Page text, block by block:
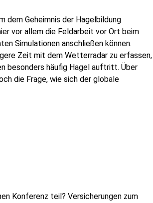
dem Geheimnis der Hagelbildung
vor allem die Feldarbeit vor Ort beim
Simulationen anschließen können.
Zeit mit dem Wetterradar zu erfassen,
besonders häufig Hagel auftritt. Über
die Frage, wie sich der globale
Konferenz teil? Versicherungen zum